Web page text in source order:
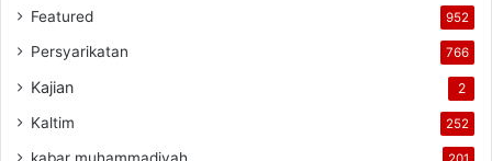
Featured 952
Persyarikatan 766
Kajian 2
Kaltim 252